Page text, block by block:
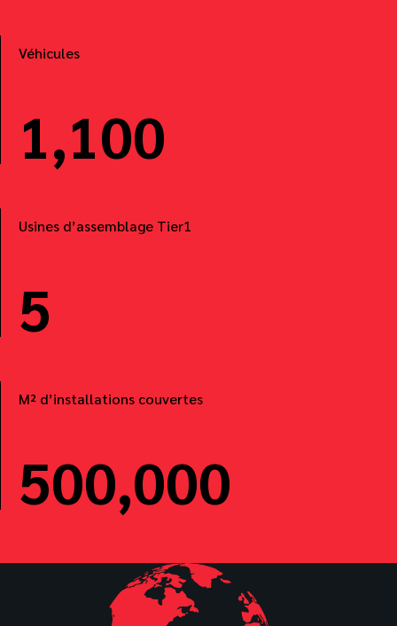
Véhicules
1,100
Usines d’assemblage Tier1
5
M² d’installations couvertes
500,000